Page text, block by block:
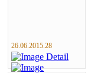
26.06.2015.28